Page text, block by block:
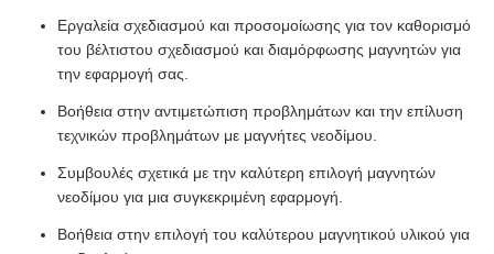
Εργαλεία σχεδιασμού και προσομοίωσης για τον καθορισμό
του βέλτιστου σχεδιασμού και διαμόρφωσης μαγνητών για
την εφαρμογή σας.
Βοήθεια στην αντιμετώπιση προβλημάτων και την επίλυση
τεχνικών προβλημάτων με μαγνήτες νεοδίμου.
Συμβουλές σχετικά με την καλύτερη επιλογή μαγνητών
νεοδίμου για μια συγκεκριμένη εφαρμογή.
Βοήθεια στην επιλογή του καλύτερου μαγνητικού υλικού για